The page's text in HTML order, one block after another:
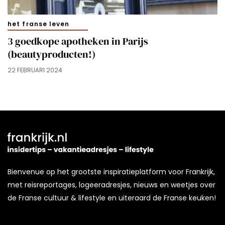
het franse leven
3 goedkope apotheken in Parijs
(beautyproducten!)
22 FEBRUARI 2024
Bienvenue op het grootste inspiratieplatform voor Frankrijk,
met reisreportages, logeeradresjes, nieuws en weetjes over
de Franse cultuur & lifestyle en uiteraard de Franse keuken!